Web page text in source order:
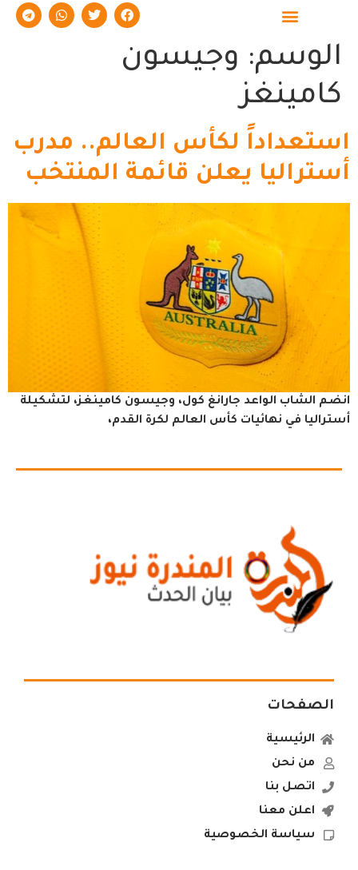
الوسم: وجيسون
كامينغز
استعداداً لكأس العالم.. مدرب
أستراليا يعلن قائمة المنتخب
انضم الشاب الواعد جارانغ كول، وجيسون كامينغز، لتشكيلة
أستراليا في نهائيات كأس العالم لكرة القدم،
الصفحات
الرئيسية
من نحن
اتصل بنا
اعلن معنا
سياسة الخصوصية